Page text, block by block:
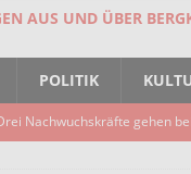
AUS UND ÜBER
POLITIK
Nachwuchskräfte gehen